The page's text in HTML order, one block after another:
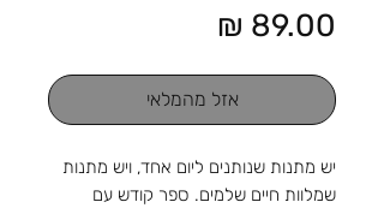
אזל מהמלאי
יש מתנות שנותנים ליום אחד, ויש מתנות
שמלוות חיים שלמים. ספר קודש עם